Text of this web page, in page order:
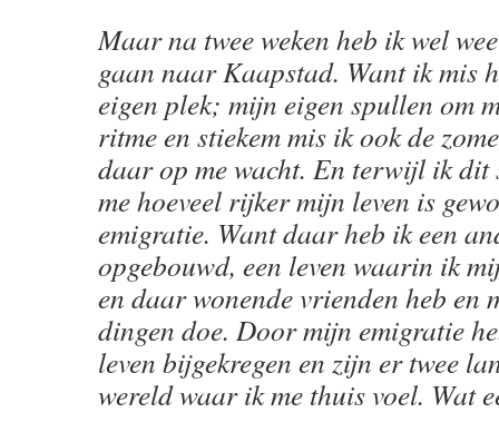
Maar na twee weken heb ik wel
gaan naar Kaapstad. Want ik mis
eigen plek; mijn eigen spullen om
ritme en stiekem mis ik ook de
daar op me wacht. En terwijl ik
me hoeveel rijker mijn leven is
emigratie. Want daar heb ik een
opgebouwd, een leven waarin ik
en daar wonende vrienden heb en
dingen doe. Door mijn emigratie
leven bijgekregen en zijn er twee
wereld waar ik me thuis voel. Wat